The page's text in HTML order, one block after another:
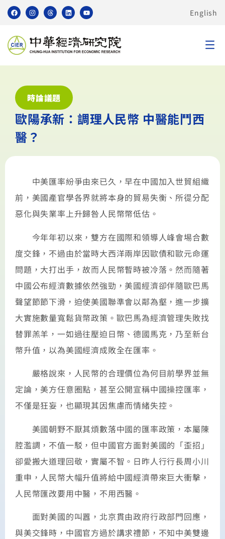
English
時論議題
歐陽承新：調理人民幣 中醫能鬥西
醫？
中美匯率紛爭由來已久，早在中國加入世貿組織
前，美國產官學各界就將本身的貿易失衡、所徥分配
惡化與失業率上升歸咎人民幣幣低估。
今年年初以來，雙方在國際和領導人峰會埸合數
度交鋒，不過由於當時大西洋兩岸因歐債和歐元命運
問題，大打出手，故而人民幣暫時被冷落。然而隨著
中國公布經濟數據依然強勁，美國經濟卻伴隨歐巴馬
聲望節節下滑，迫使美國聯準會以鄰為壑，進一步擴
大實施數量寬鬆貨幣政策。歐巴馬為經濟管理失敗找
替罪羔羊，一如過往壓迫日幣、德國馬克，乃至新台
幣升值，以為美國經濟成敗全在匯率。
嚴格說來，人民幣的合理價位為何目前學界並無
定論，美方任意圈點，甚至公開宣稱中國操控匯率，
不僅是狂妄，也顯現其因焦慮而情緒失控。
美國朝野不厭其煩數落中國的匯率政策，本屬陳
腔濫調，不值一駁，但中國官方面對美國的「歪招」
卻愛搬大道理回敬，實屬不智。日昨人行行長周小川
重申，人民幣大幅升值將給中國經濟帶來巨大衝擊，
人民幣匯改要用中醫，不用西醫。
面對美國的叫囂，北京貫由政府行政部門回應，
與美交鋒時，中國官方過於講求禮節，不知中美雙邊